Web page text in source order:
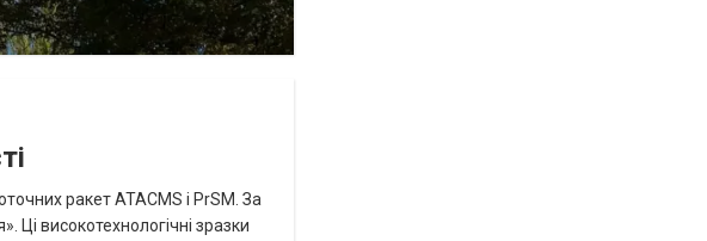
ракет ATACMS і PrSM. За
високотехнологічні зразки